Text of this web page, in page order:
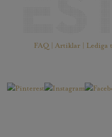
FAQ | Artiklar | Lediga